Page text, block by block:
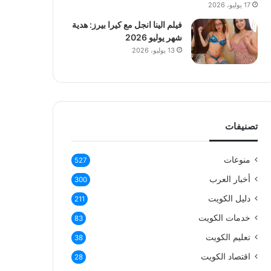
17 يوليو، 2026
فيلم الينا انجل مع كيرا بيرز: هدية
شهر يوليو 2026
13 يوليو، 2026
تصنيفات
منوعات 527
أخبار العرب 300
دليل الكويت 211
خدمات الكويت 83
تعليم الكويت 38
اقتصاد الكويت 28